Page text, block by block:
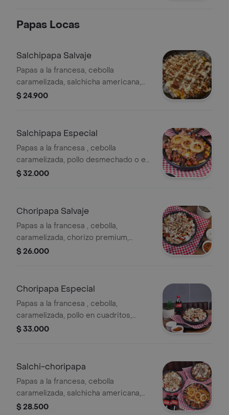
papa ripida, cebolla caramelizada,
francesa
Papas Locas
Salchipapa Salvaje
Papas a la francesa, cebolla
caramelizada, salchicha americana,
queso semisalado rayado, papa
$ 24.900
Salchipapa Especial
Papas a la francesa , cebolla
caramelizada, pollo desmechado o en
cuadritos, aros de cebolla, papa
al barril y salsas de la casa.
$ 32.000
Choripapa Salvaje
Papas a la francesa , cebolla,
caramelizada, chorizo premium,
queso semi salado rayado, papa
$ 26.000
Choripapa Especial
Papas a la francesa , cebolla,
caramelizada, pollo en cuadritos,
desmechado, aros de cebolla, papa
barril y salsas de la casa.
$ 33.000
Salchi-choripapa
Papas a la francesa, cebolla
caramelizada, salchicha americana,
chorizo premium, queso semi salado
$ 28.500